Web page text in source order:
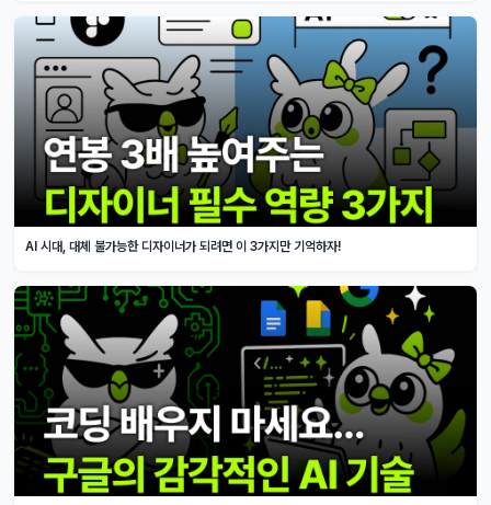
AI 시대, 대체 불가능한 디자이너가 되려면 이 3가지만 기억하자!